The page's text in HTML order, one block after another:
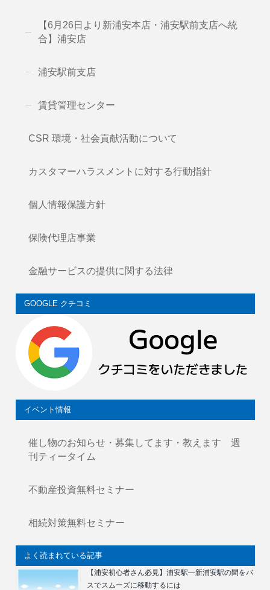
【6月26日より新浦安本店・浦安駅前支店へ統
合】浦安店
浦安駅前支店
賃貸管理センター
CSR 環境・社会貢献活動について
カスタマーハラスメントに対する行動指針
個人情報保護方針
保険代理店事業
金融サービスの提供に関する法律
GOOGLE クチコミ
イベント情報
催し物のお知らせ・募集してます・教えます 週
刊ティータイム
不動産投資無料セミナー
相続対策無料セミナー
よく読まれている記事
【浦安初心者さん必見】浦安駅―新浦安駅の間をバ
スでスムーズに移動するには